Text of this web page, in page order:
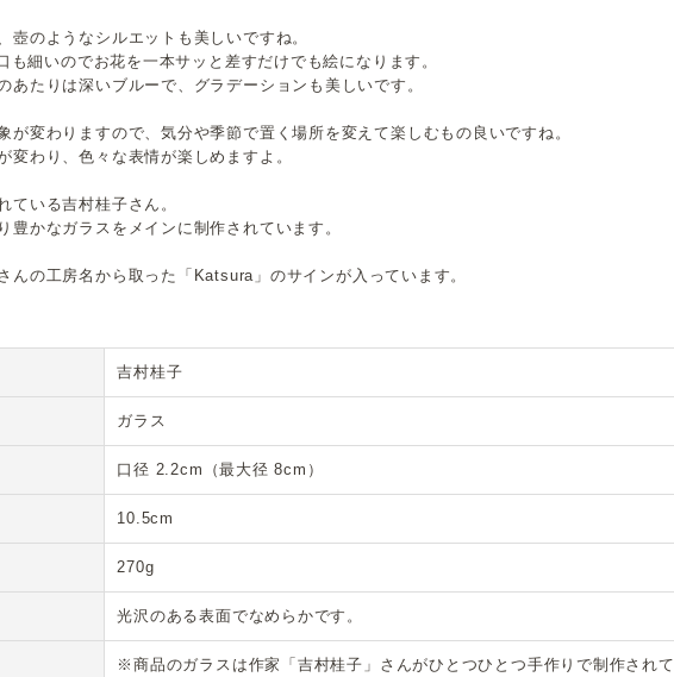
壺のようなシルエットも美しいですね。
も細いのでお花を一本サッと差すだけでも絵になります。
あたりは深いブルーで、グラデーションも美しいです。
が変わりますので、気分や季節で置く場所を変えて楽しむもの良いですね。
変わり、色々な表情が楽しめますよ。
ている吉村桂子さん。
豊かなガラスをメインに制作されています。
んの工房名から取った「Katsura」のサインが入っています。
吉村桂子
ガラス
口径 2.2cm（最大径 8cm）
10.5cm
270g
光沢のある表面でなめらかです。
※商品のガラスは作家「吉村桂子」さんがひとつひとつ手作りで制作されて